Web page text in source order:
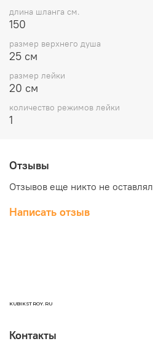
длина шланга см.
150
размер верхнего душа
25 см
размер лейки
20 см
количество режимов лейки
1
Отзывы
Отзывов еще никто не оставлял
Написать отзыв
KUBIKSTROY.RU
Контакты